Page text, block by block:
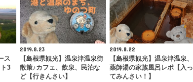
ス
3
2019.8.23
【島根県観光】温泉津温泉街
散策♪カフェ、飲泉、民泊な
ど【行きんさい】
2019.8.22
【島根県観光】温泉津温泉、
薬師湯の家族風呂レポ【入っ
てみんさい！】